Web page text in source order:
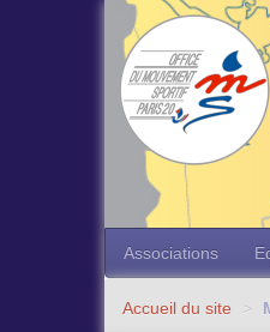
Associations
Accueil du site >